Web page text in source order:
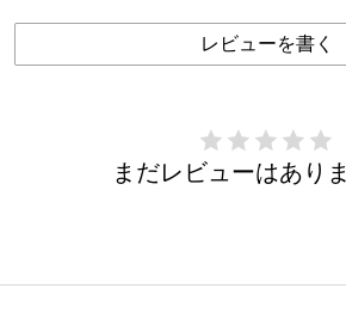
レビューを書く
まだレビューはあり